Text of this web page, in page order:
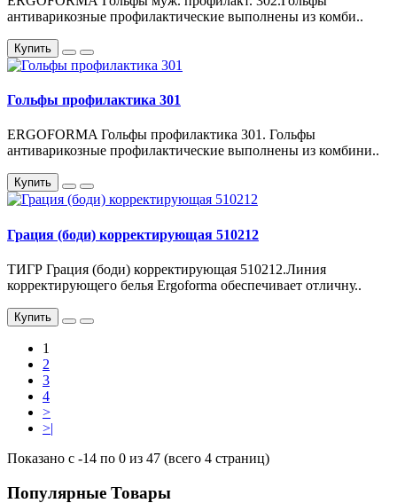
антиварикозные профилактические выполнены из комби..
Купить
Гольфы профилактика 301
ERGOFORMA Гольфы профилактика 301. Гольфы
антиварикозные профилактические выполнены из комбини..
Купить
Грация (боди) корректирующая 510212
ТИГР Грация (боди) корректирующая 510212.Линия
корректирующего белья Ergoforma обеспечивает отличну..
Купить
1
2
3
4
>
>|
Показано с -14 по 0 из 47 (всего 4 страниц)
Популярные Товары